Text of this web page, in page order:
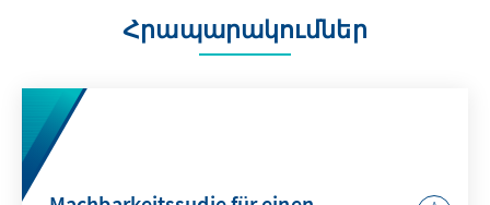
Հրապարակումներ